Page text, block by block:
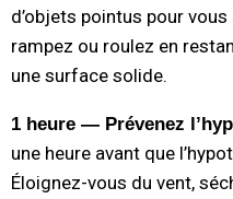
d’objets pointus pour
rampez ou roulez en
une surface solide.
1 heure — Prévenez
une heure avant que
Éloignez-vous du vent,